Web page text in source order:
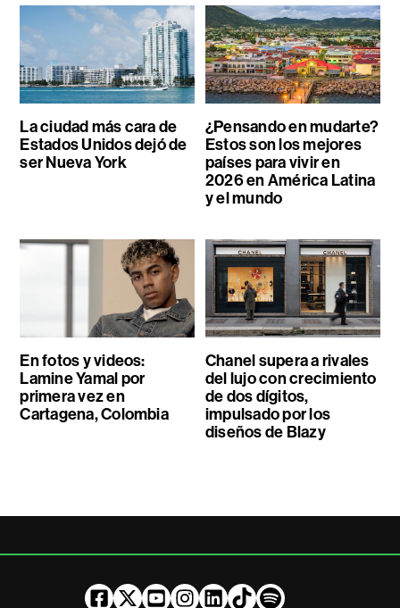
La ciudad más cara de
Estados Unidos dejó de
ser Nueva York
¿Pensando en mudarte?
Estos son los mejores
países para vivir en
2026 en América Latina
y el mundo
En fotos y videos:
Lamine Yamal por
primera vez en
Cartagena, Colombia
Chanel supera a rivales
del lujo con crecimiento
de dos dígitos,
impulsado por los
diseños de Blazy